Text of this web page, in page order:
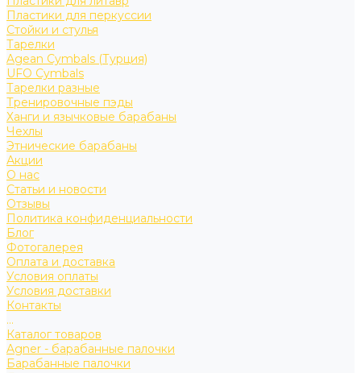
Пластики для перкуссии
Стойки и стулья
Тарелки
Agean Cymbals (Турция)
UFO Cymbals
Тарелки разные
Тренировочные пэды
Ханги и язычковые барабаны
Чехлы
Этнические барабаны
Акции
О нас
Статьи и новости
Отзывы
Политика конфиденциальности
Блог
Фотогалерея
Оплата и доставка
Условия оплаты
Условия доставки
Контакты
...
Каталог товаров
Agner - барабанные палочки
Барабанные палочки